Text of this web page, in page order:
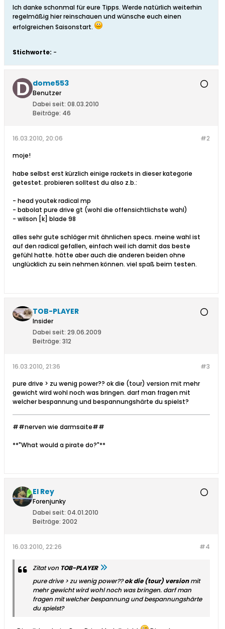
Ich danke schonmal für eure Tipps. Werde natürlich weiterhin
regelmäßig hier reinschauen und wünsche euch einen
erfolgreichen Saisonstart.
Stichworte: -
dome553
Benutzer
Dabei seit: 08.03.2010
Beiträge: 46
#2
16.03.2010, 20:06
moje!
habe selbst erst kürzlich einige rackets in dieser kategorie
getestet. probieren solltest du also z.b.:
- head youtek radical mp
- babolat pure drive gt (wohl die offensichtlichste wahl)
- wilson [k] blade 98
alles sehr gute schläger mit ähnlichen specs. meine wahl ist
auf den radical gefallen, einfach weil ich damit das beste
gefühl hatte. hätte aber auch die anderen beiden ohne
unglücklich zu sein nehmen können. viel spaß beim testen.
TOB-PLAYER
Insider
Dabei seit: 29.06.2009
Beiträge: 312
#3
16.03.2010, 21:36
pure drive > zu wenig power?? ok die (tour) version mit mehr
gewicht wird wohl noch was bringen. darf man fragen mit
welcher bespannung und bespannungshärte du spielst?
##nerven wie darmsaite##
**"What would a pirate do?"**
El Rey
Forenjunky
Dabei seit: 04.01.2010
Beiträge: 2002
#4
16.03.2010, 22:26
Zitat von TOB-PLAYER
pure drive > zu wenig power??ok die (tour) versionmit
mehr gewicht wird wohl noch was bringen. darf man
fragen mit welcher bespannung und bespannungshärte
du spielst?